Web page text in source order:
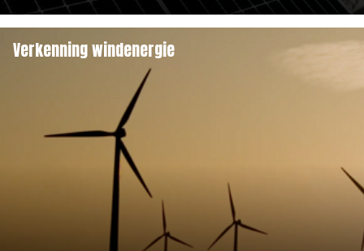
Verkenning windenergie